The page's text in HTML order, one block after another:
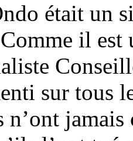
était un
il est
sur tous
n’ont